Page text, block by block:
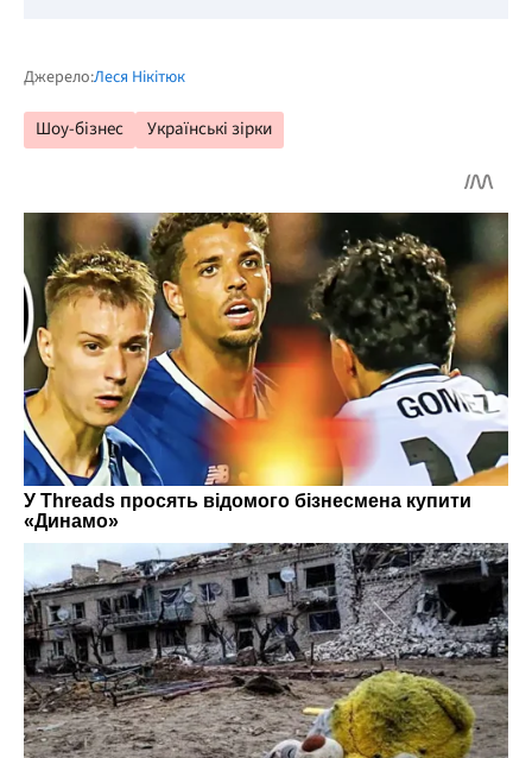
Джерело:Леся Нікітюк
Шоу-бізнес Українські зірки